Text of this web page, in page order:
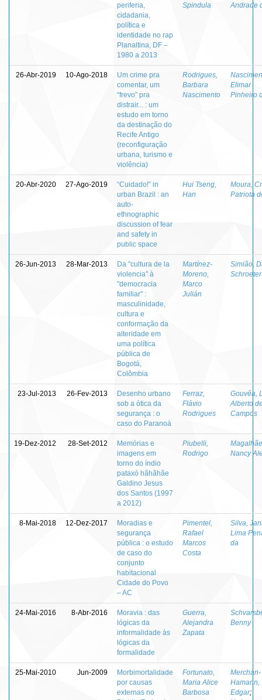
periferia,
cidadania,
política e
identidade no rap
Planaltina, DF –
1980 a 2013
Spindula
Andrade
26-Abr-2019 10-Ago-2018
Um crime pra
comentar, um
“frevo” pra
distrair... : um
estudo em torno
da destinação do
Recife Antigo
(reconfiguração
urbana, turismo e
violência)
Rodrigues,
Barbara
Nascimento
Elimar
Pinheiro
20-Abr-2020 27-Ago-2019
“Cuidado!” in
urban Brazil : an
auto-
ethnographic
discussion of fear
and safety in
public space
Hui Tseng,
Han
Moura,
Patriota
26-Jun-2013 28-Mar-2013
Da "cultura de la
violencia" à
"democracia
familiar" :
masculinidade,
cultura e
conformação da
alteridade em
uma política
pública de
Bogotá,
Colômbia
Martínez-
Moreno,
Marco
Julián
Simião,
Schroeter
23-Jul-2013 26-Fev-2013
Desenho urbano
sob a ótica da
segurança : o
caso do Paranoá
Ferraz,
Flávio
Rodrigues
Gouvêa,
Alberto
Campos
19-Dez-2012 28-Set-2012
Memórias e
imagens em
torno do índio
pataxó hãhãhãe
Galdino Jesus
dos Santos (1997
a 2012)
Piubelli,
Rodrigo
Nancy
8-Mai-2018 12-Dez-2017
Moradias e
segurança
pública : o estudo
de caso do
conjunto
habitacional
Cidade do Povo
– AC
Pimentel,
Rafael
Marcos
Costa
Silva,
Lima
da
24-Mai-2016 8-Abr-2016
Moravia : das
lógicas da
informalidade às
lógicas da
formalidade
Guerra,
Alejandra
Zapata
Benny
25-Mai-2010 Jun-2009
Morbimortalidade
por causas
externas no
Fortunato,
Maria Alice
Barbosa
Merchan-
Hamann,
Edgar;